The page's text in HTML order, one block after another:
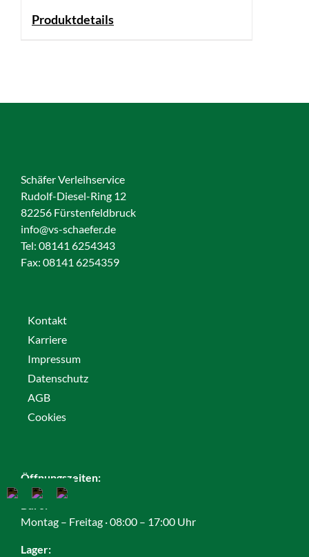
Produktdetails
Schäfer Verleihservice
Rudolf-Diesel-Ring 12
82256 Fürstenfeldbruck
info@vs-schaefer.de
Tel: 08141 6254343
Fax: 08141 6254359
Kontakt
Karriere
Impressum
Datenschutz
AGB
Cookies
Öffnungszeiten:
Montag – Freitag · 08:00 – 17:00 Uhr
Lager: